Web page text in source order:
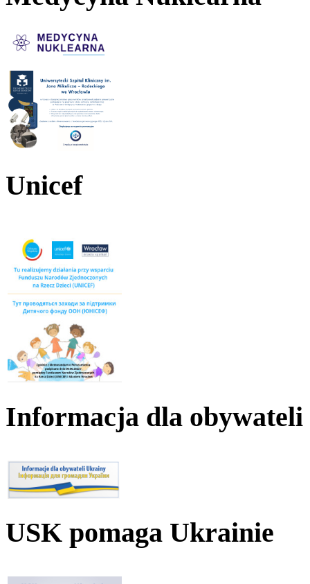
Unicef
Informacja dla
USK pomaga Ukrainie